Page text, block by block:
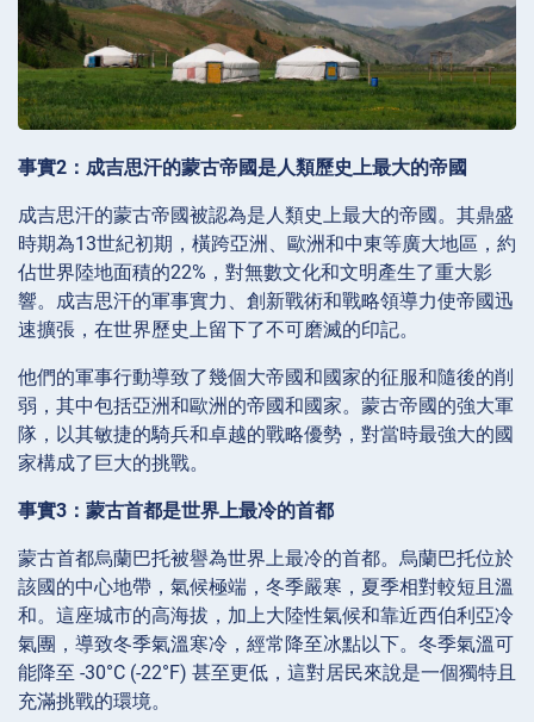
事實2：成吉思汗的蒙古帝國是人類歷史上最大的帝國
成吉思汗的蒙古帝國被認為是人類史上最大的帝國。其鼎盛
時期為13世紀初期，橫跨亞洲、歐洲和中東等廣大地區，約
佔世界陸地面積的22%，對無數文化和文明產生了重大影
響。成吉思汗的軍事實力、創新戰術和戰略領導力使帝國迅
速擴張，在世界歷史上留下了不可磨滅的印記。
他們的軍事行動導致了幾個大帝國和國家的征服和隨後的削
弱，其中包括亞洲和歐洲的帝國和國家。蒙古帝國的強大軍
隊，以其敏捷的騎兵和卓越的戰略優勢，對當時最強大的國
家構成了巨大的挑戰。
事實3：蒙古首都是世界上最冷的首都
蒙古首都烏蘭巴托被譽為世界上最冷的首都。烏蘭巴托位於
該國的中心地帶，氣候極端，冬季嚴寒，夏季相對較短且溫
和。這座城市的高海拔，加上大陸性氣候和靠近西伯利亞冷
氣團，導致冬季氣溫寒冷，經常降至冰點以下。冬季氣溫可
能降至 -30°C (-22°F) 甚至更低，這對居民來說是一個獨特且
充滿挑戰的環境。